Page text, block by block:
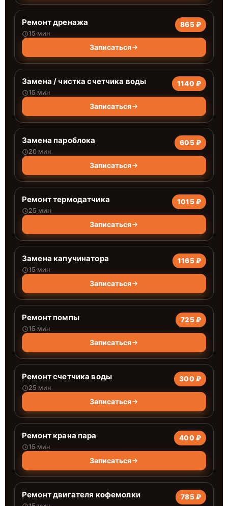
Ремонт дренажа
15 мин
865 ₽
Записаться
Замена / чистка счетчика воды
15 мин
1140 ₽
Записаться
Замена пароблока
20 мин
605 ₽
Записаться
Ремонт термодатчика
25 мин
1015 ₽
Записаться
Замена капучинатора
15 мин
1165 ₽
Записаться
Ремонт помпы
15 мин
725 ₽
Записаться
Ремонт счетчика воды
25 мин
300 ₽
Записаться
Ремонт крана пара
15 мин
400 ₽
Записаться
Ремонт двигателя кофемолки 785 ₽